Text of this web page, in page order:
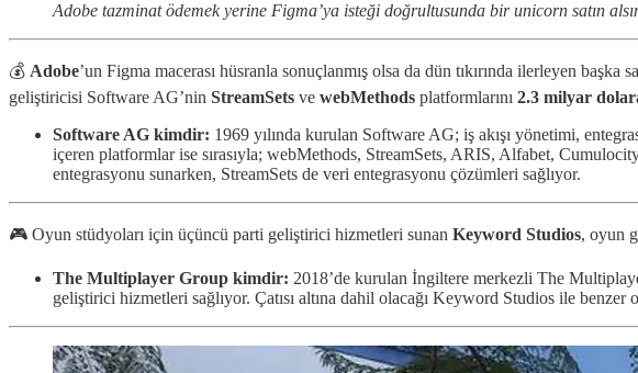
Adobe tazminat ödemek yerine Figma’ya isteği doğrultusunda bir unicorn satın
💰 Adobe’un Figma macerası hüsranla sonuçlanmış olsa da dün tıkırında ilerleyen
geliştiricisi Software AG’nin StreamSets ve webMethods platformlarını 2.3 milyar
Software AG kimdir: 1969 yılında kurulan Software AG; iş akışı yönetimi,
içeren platformlar ise sırasıyla; webMethods, StreamSets, ARIS, Alfabet,
entegrasyonu sunarken, StreamSets de veri entegrasyonu çözümleri sağlıyor.
🎮 Oyun stüdyoları için üçüncü parti geliştirici hizmetleri sunan Keyword Studios, oyun
The Multiplayer Group kimdir: 2018’de kurulan İngiltere merkezli The
geliştirici hizmetleri sağlıyor. Çatısı altına dahil olacağı Keyword Studios ile